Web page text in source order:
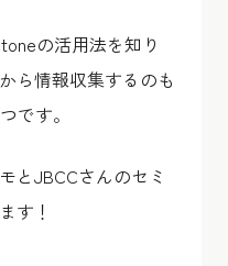
の活用法を知り
ら情報収集するのも
です。
とJBCCさんのセミ
す！